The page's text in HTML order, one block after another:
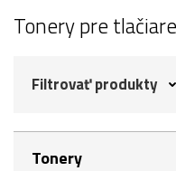
Tonery pre
Filtrovať produkty
Tonery